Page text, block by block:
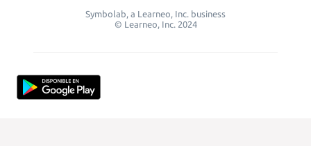
Symbolab, a Learneo, Inc. business
© Learneo, Inc. 2024